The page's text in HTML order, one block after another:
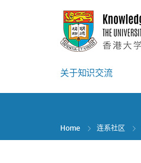
关于知识交流
Home 连系社区